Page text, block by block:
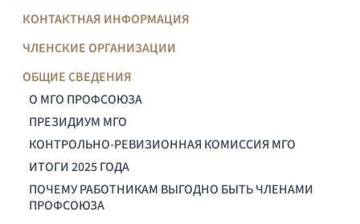
КОНТАКТНАЯ ИНФОРМАЦИЯ
ЧЛЕНСКИЕ ОРГАНИЗАЦИИ
ОБЩИЕ СВЕДЕНИЯ
О МГО ПРОФСОЮЗА
ПРЕЗИДИУМ МГО
КОНТРОЛЬНО-РЕВИЗИОННАЯ КОМИССИЯ МГО
ИТОГИ 2025 ГОДА
ПОЧЕМУ РАБОТНИКАМ ВЫГОДНО БЫТЬ ЧЛЕНАМИ
ПРОФСОЮЗА